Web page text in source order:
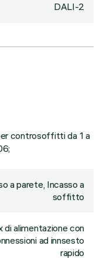
DALI-2
controsoffitti da 1 a
a parete, Incasso a
soffitto
di alimentazione con
ad innsesto
rapido